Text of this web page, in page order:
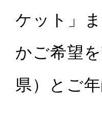
ケット」
かご希望
県）とご